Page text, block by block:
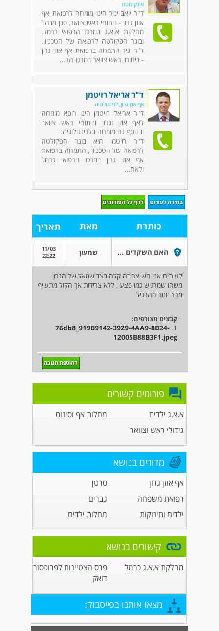
אונקולוגית
ד"ר יואב יניר הינו מומחה לרפואת אף
אוזן גרון - ניתוחי ראש צוואר, סגן מנהל
מחלקת א.א.ג במרכז הרפואי כרמל.
ובוגר הפקולטה לרפואה של הטכניון.
ד"ר יניר התמחה ברפואת אף אוזן גרון
- ניתוחי ראש צוואר במרכז הר...
ד"ר אריאל רויטמן
אף אוזן גרון, לרינגולוגיה
ד"ר אריאל רויטמן הינו רופא מומחה
לאף אוזן וגרון וניתוחי ראש צוואר
ובנוסף גם מומחה בלרינגולוגיה.
ד"ר רויטמן הוא בוגר הפקולטה
לרפואה של הטכניון , התמחה ברפואת
אף אוזן גרון במרכז הרפואי כרמל
ולאח...
כותרת מאת תאריך
האם השקדים שלי והלוע נראים תקינים? שמעון
11/03
22:22
לעיתים אני חש צריבה קלה בצד שמאל של הגרון
משהו שמרגיש כמו פצע , ללא צרידות אך הקול מתעייף
מהר יותר מהרגיל
קבצים מצורפים:
1.
76db8_919B9142-3929-4AA9-8B24-
12005B88B3F1.jpeg
פורומים קשורים
א.א.ג ילדים
מחלות אף וסינוס
גידולי ראש וצוואר
מדורים בנושא
אף אוזן גרון
סרטן
רפואת משפחה
גברים
ילדים ותינוקות
מחלות ילדים
קישורים בנושא
מחלקת א.א.ג כרמל
פרס הצטיינות לפרופסור
דואק
מצאו אותנו בפייסבוק: